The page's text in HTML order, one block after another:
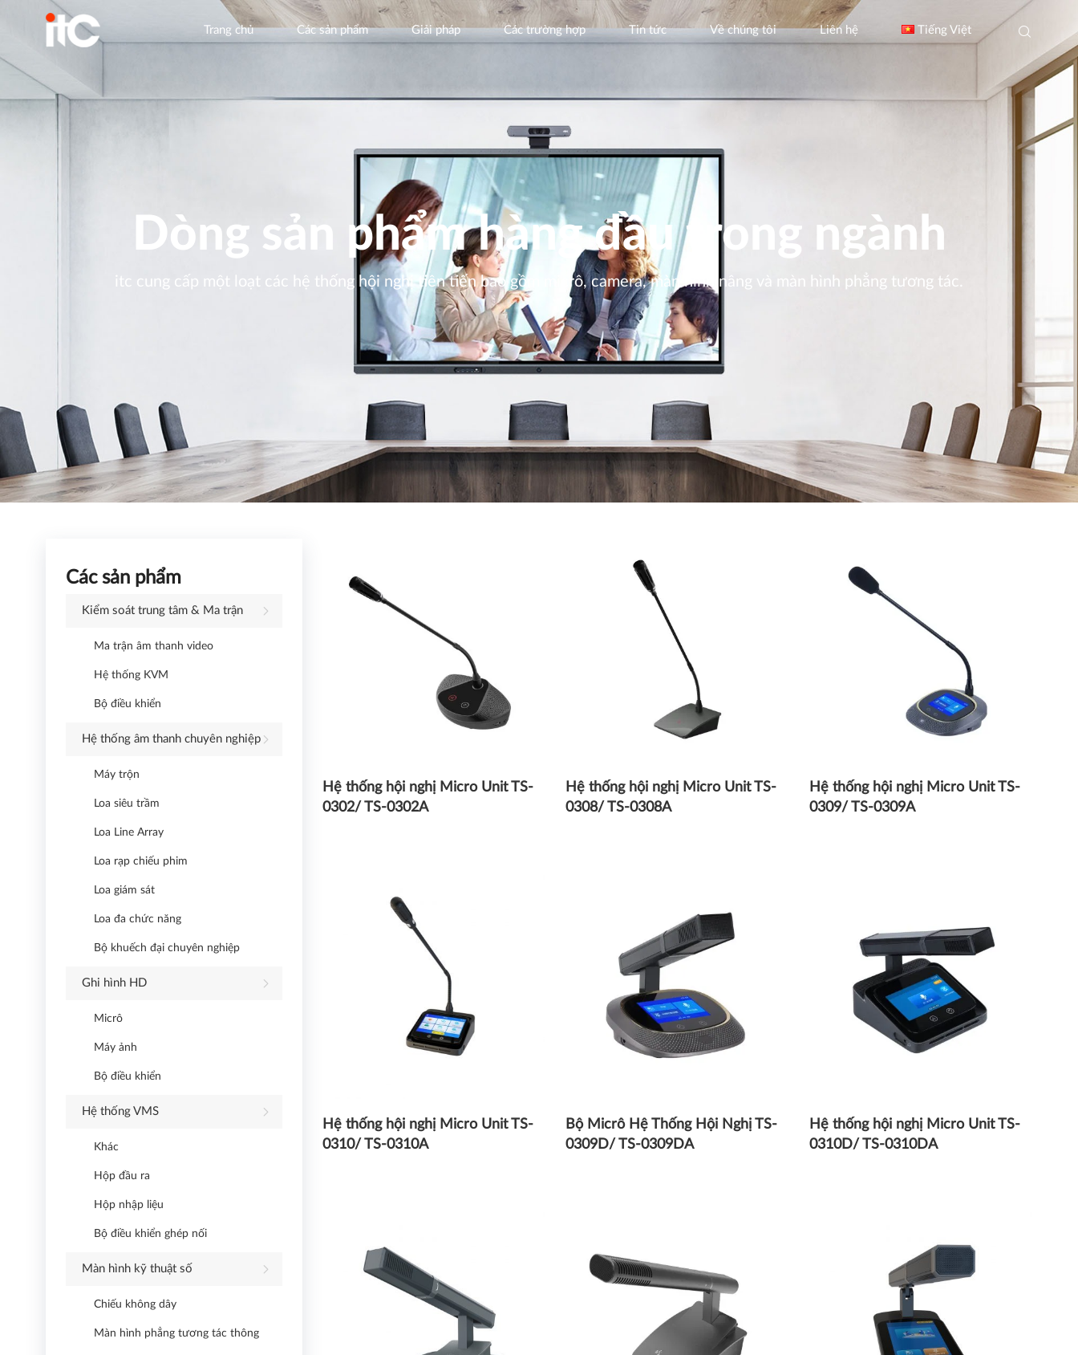
Trang chủ Các sản phẩm Giải pháp Các trường hợp Tin tức Về chúng tôi Liên hệ Tiếng Việt
Dòng sản phẩm hàng đầu trong ngành
itc cung cấp một loạt các hệ thống hội nghị tiên tiến bao gồm micrô, camera, màn hình nâng và màn hình phẳng tương tác.
Các sản phẩm
Kiểm soát trung tâm & Ma trận
Ma trận âm thanh video
Hệ thống KVM
Bộ điều khiển
Hệ thống âm thanh chuyên nghiệp
Máy trộn
Loa siêu trầm
Loa Line Array
Loa rạp chiếu phim
Loa giám sát
Loa đa chức năng
Bộ khuếch đại chuyên nghiệp
Ghi hình HD
Micrô
Máy ảnh
Bộ điều khiển
Hệ thống VMS
Khác
Hộp đầu ra
Hộp nhập liệu
Bộ điều khiển ghép nối
Màn hình kỹ thuật số
Chiếu không dây
Màn hình phẳng tương tác thông
Hệ thống hội nghị Micro Unit TS-
0302/ TS-0302A
Hệ thống hội nghị Micro Unit TS-
0308/ TS-0308A
Hệ thống hội nghị Micro Unit TS-
0309/ TS-0309A
Hệ thống hội nghị Micro Unit TS-
0310/ TS-0310A
Bộ Micrô Hệ Thống Hội Nghị TS-
0309D/ TS-0309DA
Hệ thống hội nghị Micro Unit TS-
0310D/ TS-0310DA